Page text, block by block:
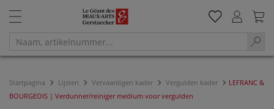
Startpagina Lijsten Vervaardigen kader Vergulden kader
LEFRANC &
BOURGEOIS | Verdunner/reiniger medium voor vergulden